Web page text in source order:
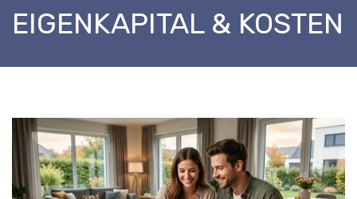
EIGENKAPITAL & KOSTEN